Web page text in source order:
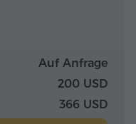
Auf Anfrage
200 USD
366 USD